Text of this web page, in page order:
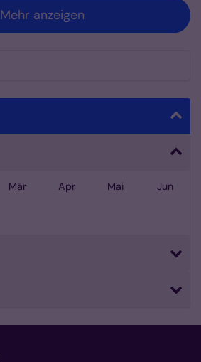
Mehr anzeigen
Mär Apr Mai Jun